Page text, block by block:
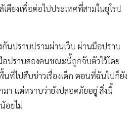
คียงเพื่อต่อไปประเทศที่สามในยุโรป
กันปราบปรามผ่านเว็บ ผ่านมือปราบ
อปราบสองคนขณะนี้ถูกจับตัวไว้โดย
ที่ไปสืบข่าวเรื่องเด็ก ตอนที่ฉันไปก็ยัง
มา แต่ทราบว่ายังปลอดภัยอยู่ สิ่งนี้
อยไม่